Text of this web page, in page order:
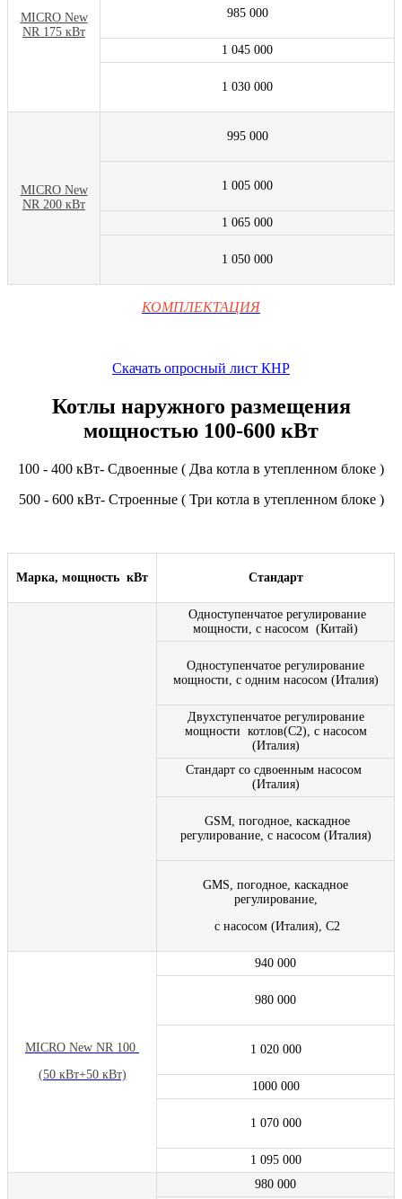
MICRO New
NR 175 кВт
985 000
1 045 000
1 030 000
MICRO New
NR 200 кВт
995 000
1 005 000
1 065 000
1 050 000
КОМПЛЕКТАЦИЯ
Cкачать опросный лист КНР
Котлы наружного размещения
мощностью 100-600 кВт
100 - 400 кВт- Сдвоенные ( Два котла в утепленном блоке )
500 - 600 кВт- Строенные ( Три котла в утепленном блоке )
Марка, мощность кВт Стандарт
Одноступенчатое регулирование
мощности, с насосом (Китай)
Одноступенчатое регулирование
мощности, с одним насосом (Италия)
Двухступенчатое регулирование
мощности котлов(С2), с насосом
(Италия)
Стандарт со сдвоенным насосом
(Италия)
GSM, погодное, каскадное
регулирование, с насосом (Италия)
GMS, погодное, каскадное
регулирование,
с насосом (Италия), С2
MICRO New NR 100
(50 кВт+50 кВт)
940 000
980 000
1 020 000
1000 000
1 070 000
1 095 000
980 000